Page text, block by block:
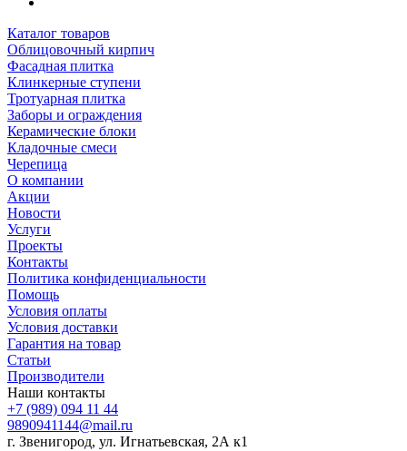
Каталог товаров
Облицовочный кирпич
Фасадная плитка
Клинкерные ступени
Тротуарная плитка
Заборы и ограждения
Керамические блоки
Кладочные смеси
Черепица
О компании
Акции
Новости
Услуги
Проекты
Контакты
Политика конфиденциальности
Помощь
Условия оплаты
Условия доставки
Гарантия на товар
Статьи
Производители
Наши контакты
+7 (989) 094 11 44
9890941144@mail.ru
г. Звенигород, ул. Игнатьевская, 2А к1